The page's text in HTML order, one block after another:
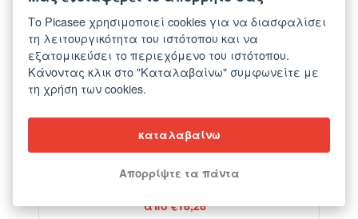
Θήκη για Apple iPhone 12 mini - Fantasy Fade
από €18,28
Το Picasee χρησιμοποιεί cookies για να διασφαλίσει
τη λειτουργικότητα του ιστότοπου και να
εξατομικεύσει το περιεχόμενο του ιστότοπου.
Κάνοντας κλικ στο "Καταλαβαίνω" συμφωνείτε με
τη χρήση των cookies.
καταλαβαίνω
Απορρίψτε τα πάντα